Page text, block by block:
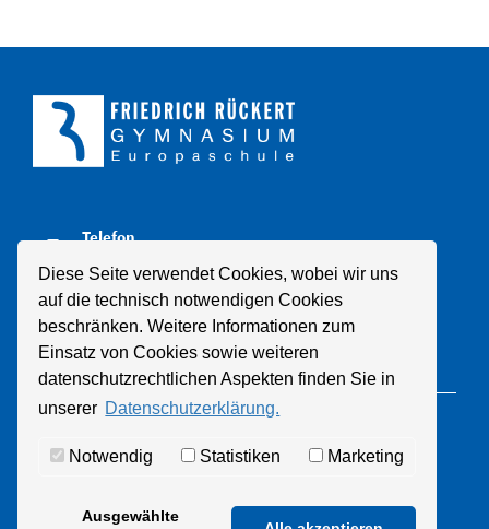
Diese Seite verwendet Cookies, wobei wir uns
auf die technisch notwendigen Cookies
beschränken. Weitere Informationen zum
Einsatz von Cookies sowie weiteren
datenschutzrechtlichen Aspekten finden Sie in
unserer Datenschutzerklärung.
Notwendig Statistiken Marketing
Ausgewählte
Telefon
+49 211 8998310
E-Mail
Mail schreiben